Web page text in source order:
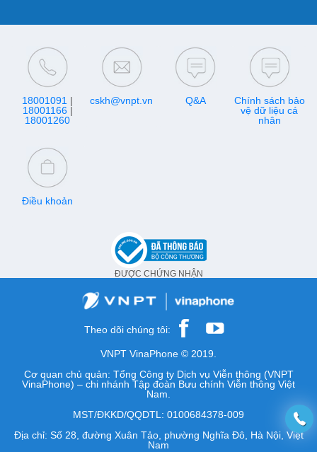
18001091 |
18001166|
18001260
cskh@vnpt.vn Q&A
Chính sách bảo
vệ dữ liệu cá
nhân
Điều khoản
ĐƯỢC CHỨNG NHẬN
Theo dõi chúng tôi:
VNPT VinaPhone © 2019.
Cơ quan chủ quản: Tổng Công ty Dịch vụ Viễn thông (VNPT
VinaPhone) – chi nhánh Tập đoàn Bưu chính Viễn thông Việt
Nam.
MST/ĐKKD/QQDTL: 0100684378-009
Địa chỉ: Số 28, đường Xuân Tảo, phường Nghĩa Đô, Hà Nội, Việt
Nam